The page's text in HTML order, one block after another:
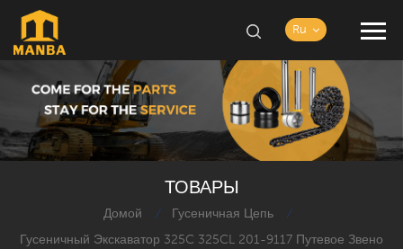
Ru
ТОВАРЫ
Домой / Гусеничная Цепь /
Гусеничный Экскаватор 325C 325CL 201-9117 Путевое Звено